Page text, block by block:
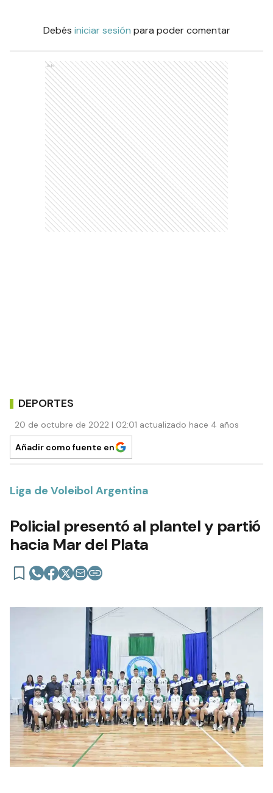
Debés iniciar sesión para poder comentar
Ads
DEPORTES
20 de octubre de 2022 | 02:01 actualizado hace 4 años
Añadir como fuente en
Liga de Voleibol Argentina
Policial presentó al plantel y partió
hacia Mar del Plata